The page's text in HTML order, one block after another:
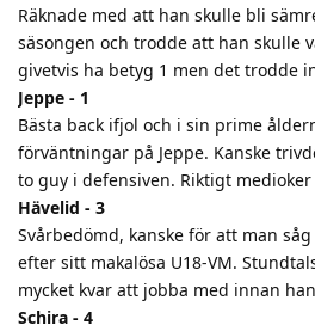
Räknade med att han skulle bli
säsongen och trodde att han skulle
givetvis ha betyg 1 men det trodde
Jeppe - 1
Bästa back ifjol och i sin prime
förväntningar på Jeppe. Kanske
to guy i defensiven. Riktigt medioker
Hävelid - 3
Svårbedömd, kanske för att man
efter sitt makalösa U18-VM.
mycket kvar att jobba med innan
Schira - 4